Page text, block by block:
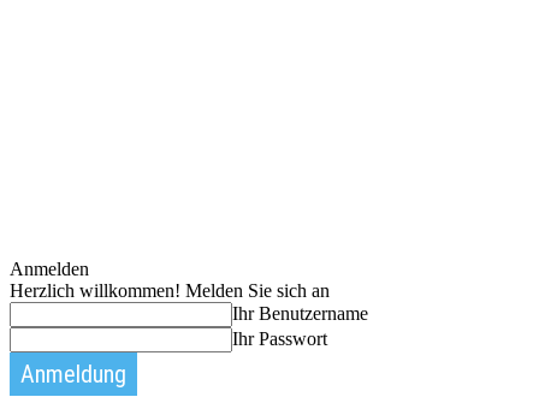
Anmelden
Herzlich willkommen! Melden Sie sich an
Ihr Benutzername
Ihr Passwort